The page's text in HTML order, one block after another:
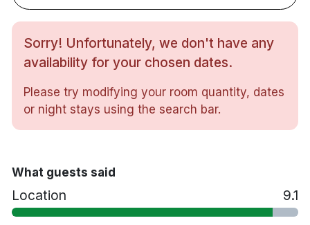
91 rum
Dubbelrum
Badrum med dusch
Gratis WiFi
Skrivbord
Hårtork
Vattenkokare
Strykjärn/strykbräda
Gratis toalettartiklar
Restaurang
Bar
Sorry! Unfortunately, we don't have any
availability for your chosen dates.
Please try modifying your room quantity, dates
or night stays using the search bar.
What guests said
Location 9.1